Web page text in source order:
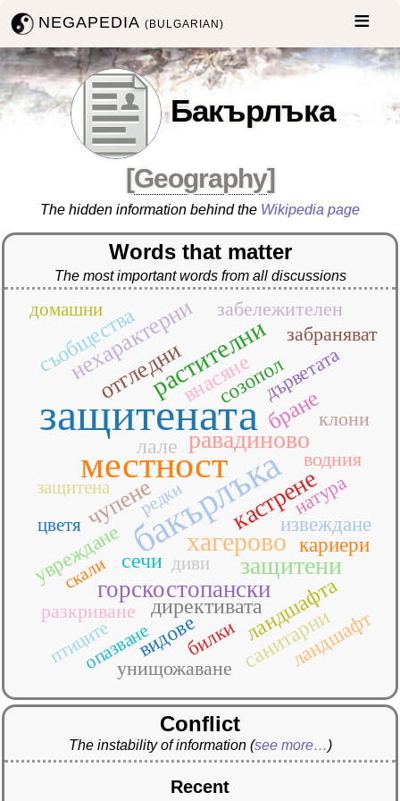
NEGAPEDIA(BULGARIAN)
Бакърлъка
[Geography]
The hidden information behind the Wikipedia page
Words that matter
The most important words from all discussions
защитената
бакърлъка
местност
хагерово
растителни
защитени
кастрене
равадиново
горскостопански
нехарактерни
отгледни
чупене
бране
внасяне
директивата
лале
ландшафта
санитарни
сечи
съобщества
видове
извеждане
кариери
ландшафт
созопол
увреждане
билки
водния
дърветата
забележителен
забраняват
клони
натура
разкриване
унищожаване
диви
домашни
защитена
опазване
птиците
цветя
редки
скали
Conflict
The instability of information (see more…)
Recent